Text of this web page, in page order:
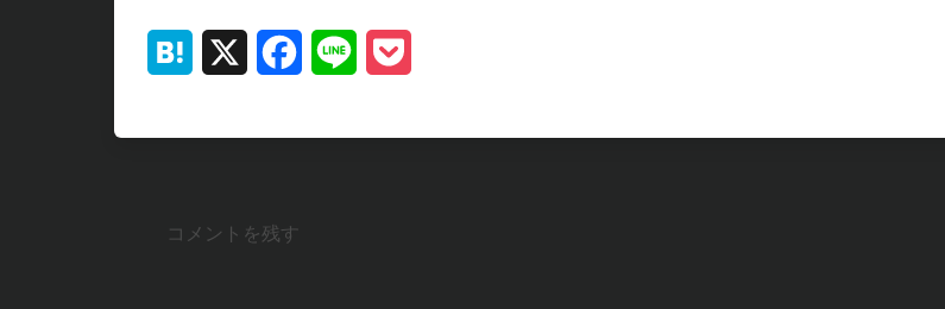
Hatena Facebook
Line
コメントを残す